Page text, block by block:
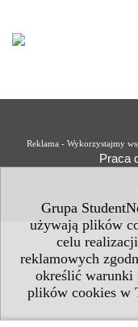
Grupa
używają plików
celu
reklamowych
określić warunki
plików cookies w
Reklama - Wykorzystajmy
Praca